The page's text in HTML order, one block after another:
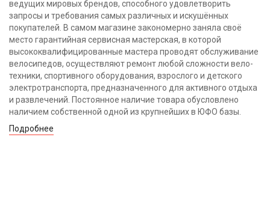
ведущих мировых брендов, способного удовлетворить
запросы и требования самых различных и искушённых
покупателей. В самом магазине закономерно заняла своё
место гарантийная сервисная мастерская, в которой
высококвалифицированные мастера проводят обслуживание
велосипедов, осуществляют ремонт любой сложности вело-
техники, спортивного оборудования, взрослого и детского
электротранспорта, предназначенного для активного отдыха
и развлечений. Постоянное наличие товара обусловлено
наличием собственной одной из крупнейших в ЮФО базы.
Подробнее